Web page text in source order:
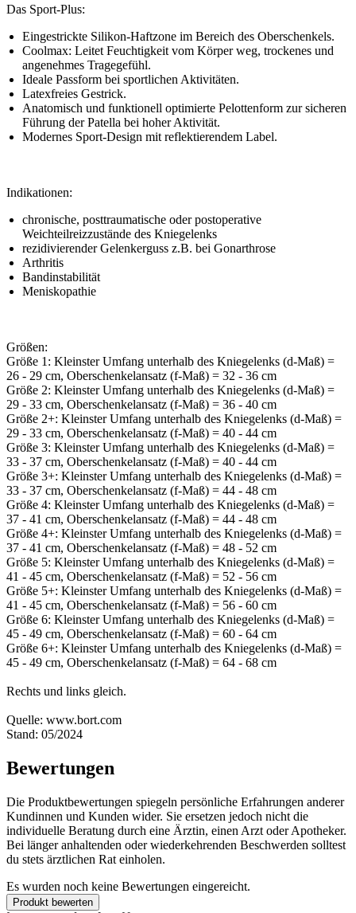
Das Sport-Plus:
Eingestrickte Silikon-Haftzone im Bereich des Oberschenkels.
Coolmax: Leitet Feuchtigkeit vom Körper weg, trockenes und
angenehmes Tragegefühl.
Ideale Passform bei sportlichen Aktivitäten.
Latexfreies Gestrick.
Anatomisch und funktionell optimierte Pelottenform zur sicheren
Führung der Patella bei hoher Aktivität.
Modernes Sport-Design mit reflektierendem Label.
Indikationen:
chronische, posttraumatische oder postoperative
Weichteilreizzustände des Kniegelenks
rezidivierender Gelenkerguss z.B. bei Gonarthrose
Arthritis
Bandinstabilität
Meniskopathie
Größen:
Größe 1: Kleinster Umfang unterhalb des Kniegelenks (d-Maß) =
26 - 29 cm, Oberschenkelansatz (f-Maß) = 32 - 36 cm
Größe 2: Kleinster Umfang unterhalb des Kniegelenks (d-Maß) =
29 - 33 cm, Oberschenkelansatz (f-Maß) = 36 - 40 cm
Größe 2+: Kleinster Umfang unterhalb des Kniegelenks (d-Maß) =
29 - 33 cm, Oberschenkelansatz (f-Maß) = 40 - 44 cm
Größe 3: Kleinster Umfang unterhalb des Kniegelenks (d-Maß) =
33 - 37 cm, Oberschenkelansatz (f-Maß) = 40 - 44 cm
Größe 3+: Kleinster Umfang unterhalb des Kniegelenks (d-Maß) =
33 - 37 cm, Oberschenkelansatz (f-Maß) = 44 - 48 cm
Größe 4: Kleinster Umfang unterhalb des Kniegelenks (d-Maß) =
37 - 41 cm, Oberschenkelansatz (f-Maß) = 44 - 48 cm
Größe 4+: Kleinster Umfang unterhalb des Kniegelenks (d-Maß) =
37 - 41 cm, Oberschenkelansatz (f-Maß) = 48 - 52 cm
Größe 5: Kleinster Umfang unterhalb des Kniegelenks (d-Maß) =
41 - 45 cm, Oberschenkelansatz (f-Maß) = 52 - 56 cm
Größe 5+: Kleinster Umfang unterhalb des Kniegelenks (d-Maß) =
41 - 45 cm, Oberschenkelansatz (f-Maß) = 56 - 60 cm
Größe 6: Kleinster Umfang unterhalb des Kniegelenks (d-Maß) =
45 - 49 cm, Oberschenkelansatz (f-Maß) = 60 - 64 cm
Größe 6+: Kleinster Umfang unterhalb des Kniegelenks (d-Maß) =
45 - 49 cm, Oberschenkelansatz (f-Maß) = 64 - 68 cm
Rechts und links gleich.
Quelle: www.bort.com
Stand: 05/2024
Bewertungen
Die Produktbewertungen spiegeln persönliche Erfahrungen anderer
Kundinnen und Kunden wider. Sie ersetzen jedoch nicht die
individuelle Beratung durch eine Ärztin, einen Arzt oder Apotheker.
Bei länger anhaltenden oder wiederkehrenden Beschwerden solltest
du stets ärztlichen Rat einholen.
Es wurden noch keine Bewertungen eingereicht.
Produkt bewerten